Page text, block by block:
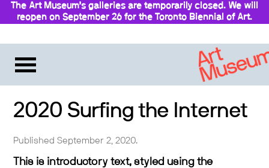
The Art Museum’s galleries are temporarily closed. We will
reopen on September 26 for the Toronto Biennial of Art.
2020 Surfing the Internet
Published September 2, 2020.
This is introductory text, styled using the